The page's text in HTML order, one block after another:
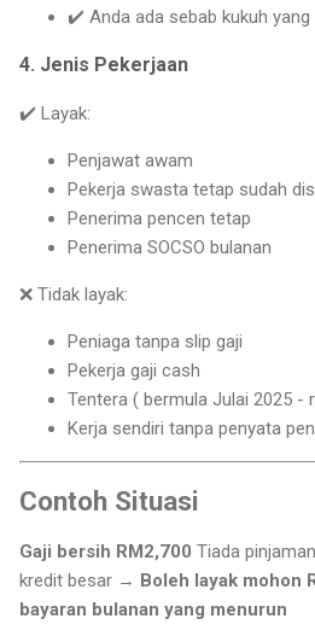
✔️ Anda ada sebab kukuh yang
4. Jenis Pekerjaan
✔️ Layak:
Penjawat awam
Pekerja swasta tetap sudah
Penerima pencen tetap
Penerima SOCSO bulanan
❌ Tidak layak:
Peniaga tanpa slip gaji
Pekerja gaji cash
Tentera ( bermula Julai 2025 -
Kerja sendiri tanpa penyata
Contoh Situasi
Gaji bersih RM2,700 Tiada
kredit besar → Boleh layak mohon
bayaran bulanan yang menurun